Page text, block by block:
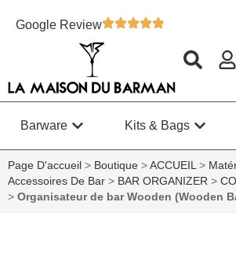
Google Review
Barware Kits & Bags
Page D'accueil > Boutique > ACCUEIL>
Accessoires De Bar > BAR ORGANIZER >
> Organisateur de bar Wooden (Wooden